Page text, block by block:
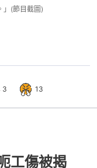
」(節目截圖)
3 13
工傷被揭